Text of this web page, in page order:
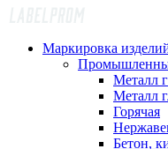
Маркировка
Металл
Металл
Горячая
Бетон,